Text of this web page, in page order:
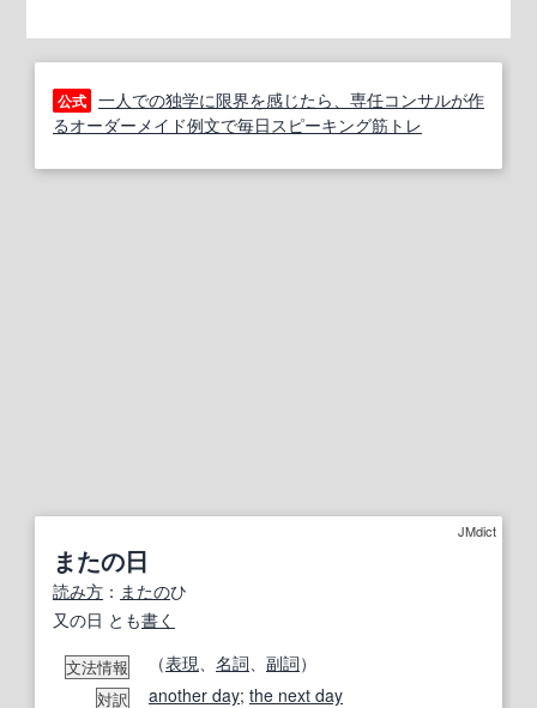
公式 一人での独学に限界を感じたら、専任コンサルが作
るオーダーメイド例文で毎日スピーキング筋トレ
JMdict
またの日
読み方 ： またのひ
又の日 とも書く
文法情報 （表現 名詞 副詞）
対訳 another day; the next day